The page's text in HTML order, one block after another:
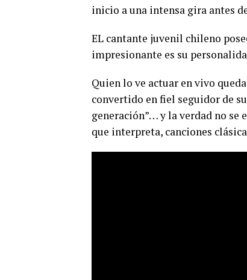
inicio a una intensa gira antes
EL cantante juvenil chileno
impresionante es su
Quien lo ve actuar en vivo
convertido en fiel seguidor de
generación”… y la verdad no se
que interpreta, canciones